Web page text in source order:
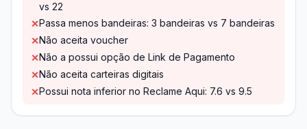
vs 22
✕Passa menos bandeiras: 3 bandeiras vs 7 bandeiras
✕Não aceita voucher
✕Não a possui opção de Link de Pagamento
✕Não aceita carteiras digitais
✕Possui nota inferior no Reclame Aqui: 7.6 vs 9.5